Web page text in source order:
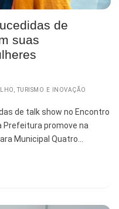
de
suas
TURISMO E INOVAÇÃO
de talk show no Encontro
Prefeitura promove na
Municipal Quatro…